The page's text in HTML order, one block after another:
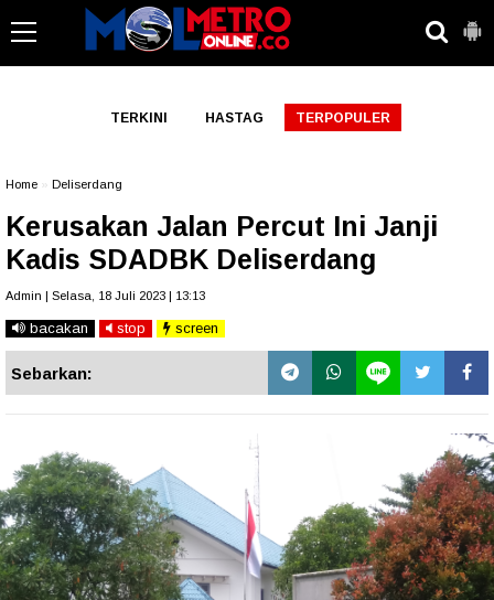
TERKINI HASTAG TERPOPULER
Home Deliserdang
Kerusakan Jalan Percut Ini Janji
Kadis SDADBK Deliserdang
Admin | Selasa, 18 Juli 2023 | 13:13
bacakan stop screen
Sebarkan: